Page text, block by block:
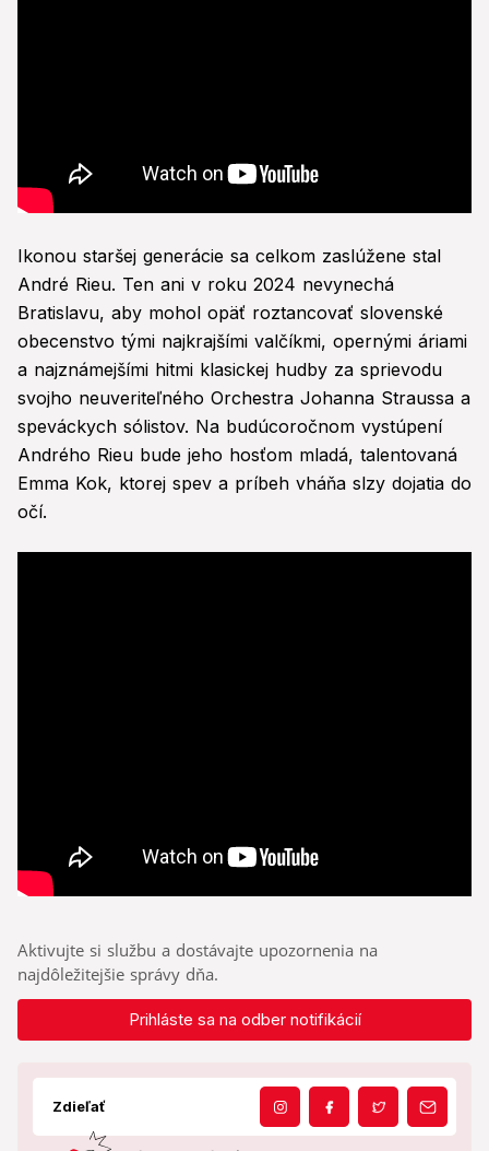
Ikonou staršej generácie sa celkom zaslúžene stal
André Rieu. Ten ani v roku 2024 nevynechá
Bratislavu, aby mohol opäť roztancovať slovenské
obecenstvo tými najkrajšími valčíkmi, opernými áriami
a najznámejšími hitmi klasickej hudby za sprievodu
svojho neuveriteľného Orchestra Johanna Straussa a
speváckych sólistov. Na budúcoročnom vystúpení
Andrého Rieu bude jeho hosťom mladá, talentovaná
Emma Kok, ktorej spev a príbeh vháňa slzy dojatia do
očí.
Aktivujte si službu a dostávajte upozornenia na
najdôležitejšie správy dňa.
Prihláste sa na odber notifikácií
Zdieľať